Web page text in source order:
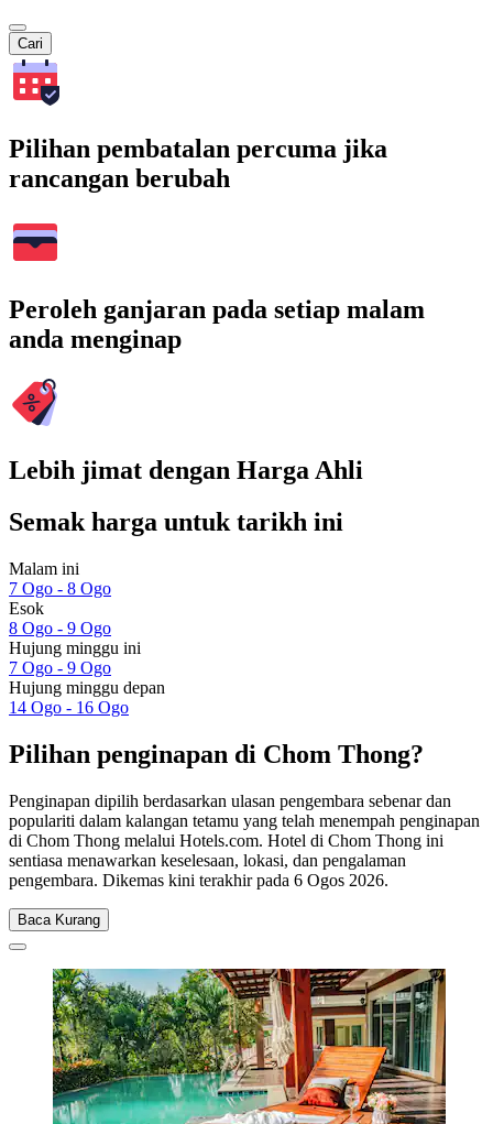
Cari
Pilihan pembatalan percuma jika
rancangan berubah
Peroleh ganjaran pada setiap malam
anda menginap
Lebih jimat dengan Harga Ahli
Semak harga untuk tarikh ini
Malam ini
7 Ogo - 8 Ogo
Esok
8 Ogo - 9 Ogo
Hujung minggu ini
7 Ogo - 9 Ogo
Hujung minggu depan
14 Ogo - 16 Ogo
Pilihan penginapan di Chom Thong?
Penginapan dipilih berdasarkan ulasan pengembara sebenar dan
populariti dalam kalangan tetamu yang telah menempah penginapan
di Chom Thong melalui Hotels.com. Hotel di Chom Thong ini
sentiasa menawarkan keselesaan, lokasi, dan pengalaman
pengembara. Dikemas kini terakhir pada 6 Ogos 2026.
Baca Kurang